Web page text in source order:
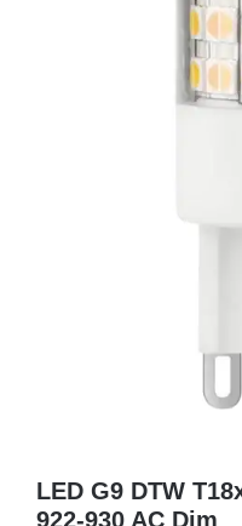
LED G9 DTW
922-930 AC Dim